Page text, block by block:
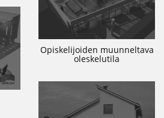
Opiskelijoiden muunneltava
oleskelutila